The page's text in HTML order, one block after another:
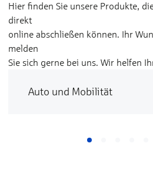
Hier finden Sie unsere Produkte,
direkt
online abschließen können. Ihr
melden
Sie sich gerne bei uns. Wir helfen
Auto und Mobilität